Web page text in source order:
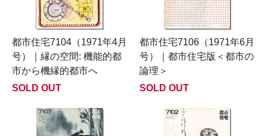
都市住宅7104（1971年4月
号）｜縁の空間: 機能的都
市から機縁的都市へ
SOLD OUT
都市住宅7106（1971年6月
号）｜都市住宅版＜都市の
論理＞
SOLD OUT